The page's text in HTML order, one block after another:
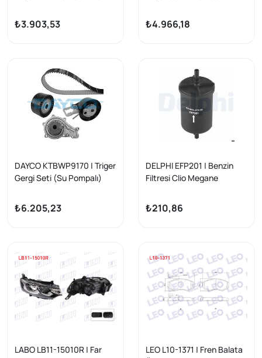
Brl-C3-C4-Focus-Fiesta-
Cmax 1.5Tdci-1.6Hdi
₺3.903,53
5008 208 2008 Rifter Opel
Grandland Ford Focus 1.5
₺4.966,18
DAYCO KTBWP9170 | Triger
Gergi Seti (Su Pompalı)
308 3008 5008 Berlingo
Ford Transit 1.6 HDI/TDCI
₺6.205,23
DELPHI EFP201 | Benzin
Filtresi Clio Megane
C3 C4 Duster
₺210,86
LABO LB11-15010R | Far
LEO L10-1371 | Fren Balata